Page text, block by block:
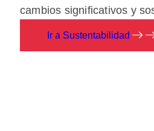
cambios significativos y
Ir a Sustentabilidad